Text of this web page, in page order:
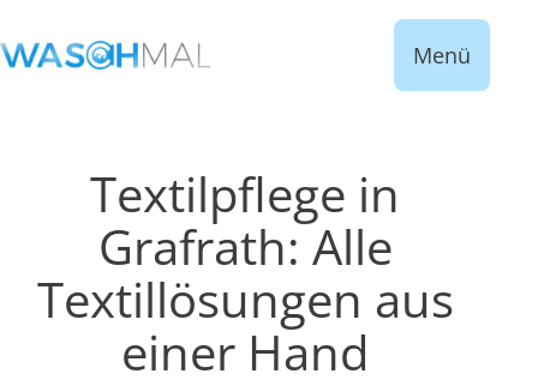
Menü
Textilpflege in
Grafrath: Alle
Textillösungen aus
einer Hand